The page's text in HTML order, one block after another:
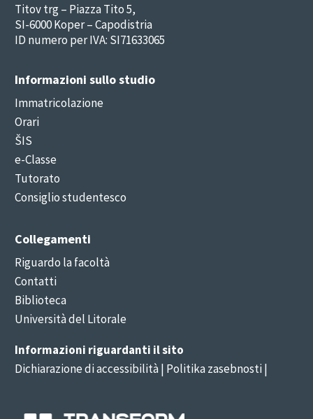
Titov trg – Piazza Tito 5,
SI-6000 Koper – Capodistria
ID numero per IVA: SI71633065
Informazioni sullo studio
Immatricolazione
Orari
ŠIS
e-Classe
Tutorato
Consiglio studentesco
Collegamenti
Riguardo la facoltà
Contatti
Biblioteca
Università del Litorale
Informazioni riguardanti il sito
Dichiarazione di accessibilità| Politika zasebnosti |